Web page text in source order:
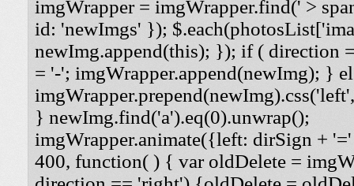
imgWrapper = imgWrapper.find(' >
id: 'newImgs' });
newImg.append(this); }); if ( direction
= '-'; imgWrapper.append(newImg); }
} newImg.find('a').eq(0).unwrap();
imgWrapper.animate({left: dirSign +
400, function( ) { var oldDelete =